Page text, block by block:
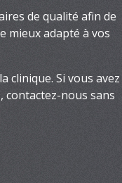
de qualité afin de
mieux adapté à vos
clinique. Si vous avez
contactez-nous sans